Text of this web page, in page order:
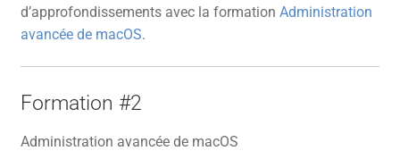
d’approfondissements avec la formation Administration
avancée de macOS.
Formation #2
Administration avancée de macOS